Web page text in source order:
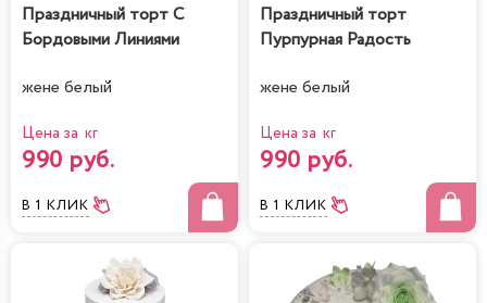
Праздничный торт С
Бордовыми Линиями
жене белый
Цена за кг
990 руб.
В 1 КЛИК
Праздничный торт
Пурпурная Радость
жене белый
Цена за кг
990 руб.
В 1 КЛИК